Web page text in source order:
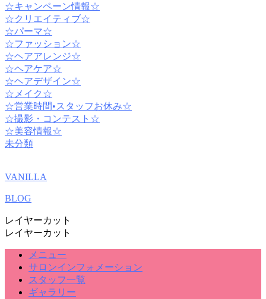
☆キャンペーン情報☆
☆クリエイティブ☆
☆パーマ☆
☆ファッション☆
☆ヘアアレンジ☆
☆ヘアケア☆
☆ヘアデザイン☆
☆メイク☆
☆営業時間•スタッフお休み☆
☆撮影・コンテスト☆
☆美容情報☆
未分類
VANILLA
BLOG
レイヤーカット
レイヤーカット
メニュー
サロンインフォメーション
スタッフ一覧
ギャラリー